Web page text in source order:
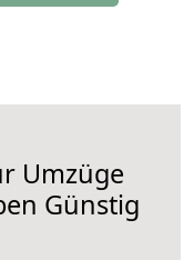
Umzüge
Günstig